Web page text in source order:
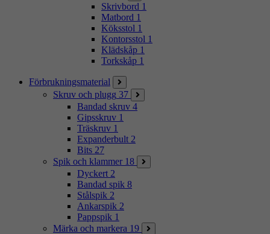
Skrivbord 1
Matbord 1
Köksstol 1
Kontorsstol 1
Klädskåp 1
Torkskåp 1
Förbrukningsmaterial
Skruv och plugg 37
Bandad skruv 4
Gipsskruv 1
Träskruv 1
Expanderbult 2
Bits 27
Spik och klammer 18
Dyckert 2
Bandad spik 8
Stålspik 2
Ankarspik 2
Pappspik 1
Märka och markera 19